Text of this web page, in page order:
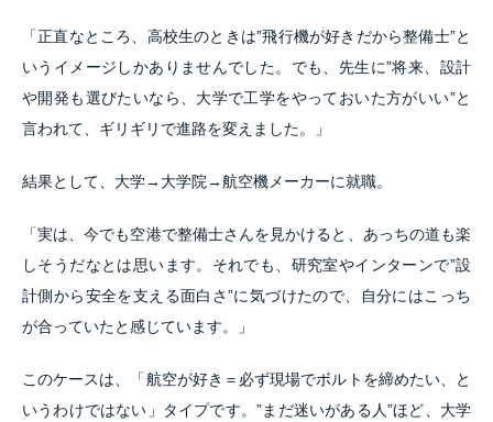
「正直なところ、高校生のときは”飛行機が好きだから整備士”と
いうイメージしかありませんでした。でも、先生に”将来、設計
や開発も選びたいなら、大学で工学をやっておいた方がいい”と
言われて、ギリギリで進路を変えました。」
結果として、大学→大学院→航空機メーカーに就職。
「実は、今でも空港で整備士さんを見かけると、あっちの道も楽
しそうだなとは思います。それでも、研究室やインターンで”設
計側から安全を支える面白さ”に気づけたので、自分にはこっち
が合っていたと感じています。」
このケースは、「航空が好き＝必ず現場でボルトを締めたい、と
いうわけではない」タイプです。”まだ迷いがある人”ほど、大学